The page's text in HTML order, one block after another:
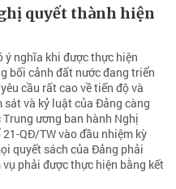
quyết thành hiện
ý nghĩa khi được thực hiện
bối cảnh đất nước đang triển
cầu rất cao về tiến độ và
và kỷ luật của Đảng càng
ương ban hành Nghị
QĐ/TW vào đầu nhiệm kỳ
quyết sách của Đảng phải
phải được thực hiện bằng kết